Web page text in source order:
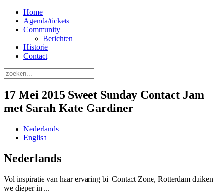
Home
Agenda/tickets
Community
Berichten
Historie
Contact
17 Mei 2015 Sweet Sunday Contact Jam
met Sarah Kate Gardiner
Nederlands
English
Nederlands
Vol inspiratie van haar ervaring bij Contact Zone, Rotterdam duiken
we dieper in ...